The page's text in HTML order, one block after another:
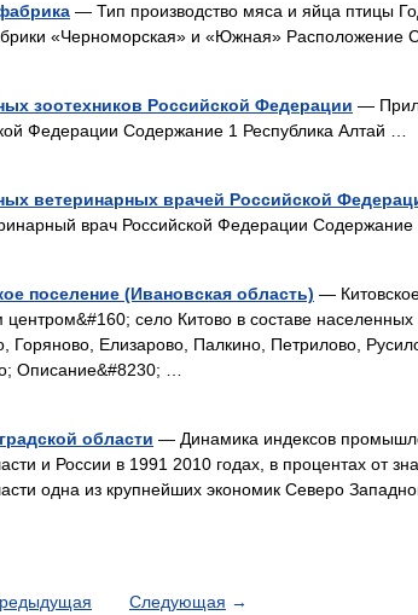
— Тип производство мяса и яйца птицы
«Черноморская» и «Южная» Расположение
зоотехников Российской Федерации —
Федерации Содержание 1 Республика Алтай …
ветеринарных врачей Российской
врач Российской Федерации Содержание
поселение (Ивановская область) —
село Китово в составе населенных
Горяново, Елизарово, Палкино, Петрилово,
Описание&#8230; …
области — Динамика индексов
и России в 1991 2010 годах, в процентах от
одна из крупнейших экономик Северо
Следующая →